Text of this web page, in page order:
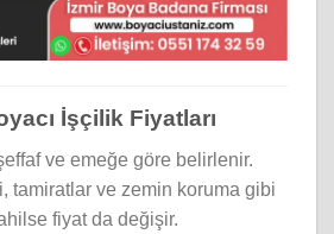
İşçilik Fiyatları
ve emeğe göre belirlenir.
tamiratlar ve zemin koruma gibi
fiyat da değişir.